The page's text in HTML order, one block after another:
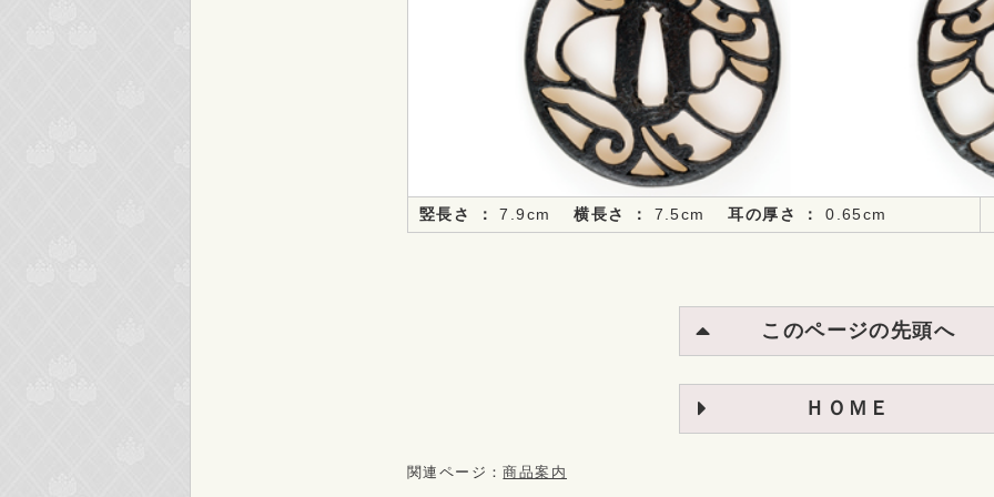
竪長さ ： 7.9cm横長さ ： 7.5cm耳の厚さ ： 0.65cm
このページの先頭へ
ＨＯＭＥ
関連ページ： 商品案内